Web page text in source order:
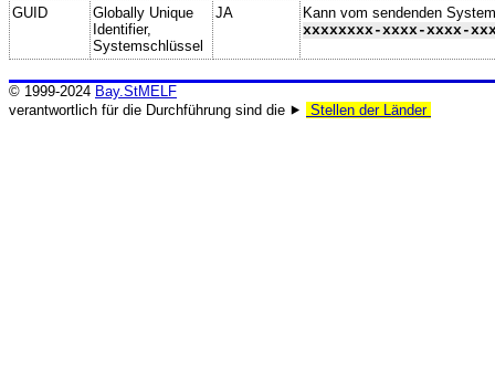
GUID
Globally Unique
Identifier,
Systemschlüssel
JA
Kann vom sendenden
xxxxxxxx-xxxx-xxxx-
© 1999-2024 Bay.StMELF
verantwortlich für die Durchführung sind die ⯈
Stellen der Länder